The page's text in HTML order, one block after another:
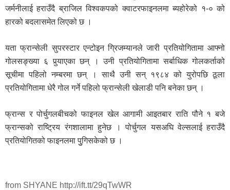
जर्मनीलाई हराउँदै ब्राजिल विश्वकपको क्वाटरफाइनलमा ब्यहोरेको १-० को
हारको बदलासमेत लिएको छ ।
यता फ्रान्सेली सुपरस्टार एन्टोइन ग्रिजम्यानले जारी प्रतियोगितामा आफ्नो
गोलसङ्ख्या ६ पुर्‍याएका छन् । उनी प्रतियोगितामा सर्बाधिक गोलकर्ताको
सूचीमा पहिलो नम्बरमा छन् । साथै उनी सन् १९८४ को युरोपछि ठूला
प्रतियोगितामा धेरै गोल गर्ने पहिलो फ्रान्सेली खेलाडी पनि बनेका छन् ।
फ्रान्स र पोर्चुगलबीचको फाइनल खेल आगामी आइतबार राति पौने १ बजे
फ्रान्सको राष्ट्रिय रंगशालामा हुनेछ । पोर्चुगल यसअघि वेल्सलाई हराउँदै
प्रतियोगितको फाइनलमा पुुगिसकेको छ ।
from SHYANE http://ift.tt/29qTwWR